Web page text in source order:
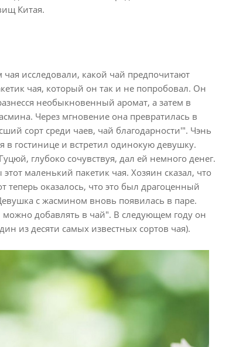
Китая.
исследовали, какой чай предпочитают
чая, который он так и не попробовал. Он
необыкновенный аромат, а затем в
Через мгновение она превратилась в
сорт среди чаев, чай благодарности'". Чэнь
в гостинице и встретил одинокую девушку.
глубоко сочувствуя, дал ей немного денег.
маленький пакетик чая. Хозяин сказал, что
теперь оказалось, что это был драгоценный
с жасмином вновь появилась в паре.
добавлять в чай". В следующем году он
из десяти самых известных сортов чая).